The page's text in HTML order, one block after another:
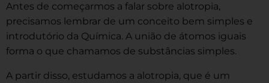
Antes de começarmos a falar sobre alotropia,
precisamos lembrar de um conceito bem simples e
introdutório da Química. A união de átomos iguais
forma o que chamamos de substâncias simples.
A partir disso, estudamos a alotropia, que é um